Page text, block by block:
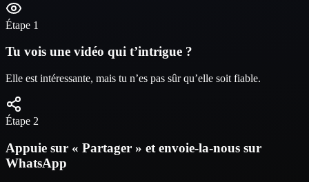
Étape 1
Tu vois une vidéo qui t’intrigue ?
Elle est intéressante, mais tu n’es pas sûr qu’elle soit fiable.
Étape 2
Appuie sur « Partager » et envoie-la-nous sur
WhatsApp